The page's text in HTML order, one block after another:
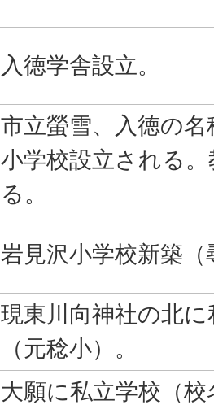
入徳学舎設立。
市立螢雪、入徳の
小学校設立される
る。
岩見沢小学校新築
現東川向神社の北
（元稔小）。
大願に私立学校（